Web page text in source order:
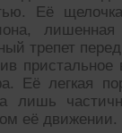
Её
трепет
Её легкая
лишь
её движении.